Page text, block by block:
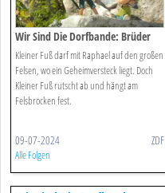
Wir Sind Die Dorfbande: Brüder
Des Waldes
Kleiner Fuß darf mit Raphael auf den großen
Felsen, wo ein Geheimversteck liegt. Doch
Kleiner Fuß rutscht ab und hängt am
Felsbrocken fest.
09-07-2024 ZDF
Alle Folgen